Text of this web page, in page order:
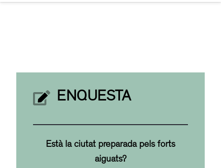
ENQUESTA
Està la ciutat preparada pels forts
aiguats?